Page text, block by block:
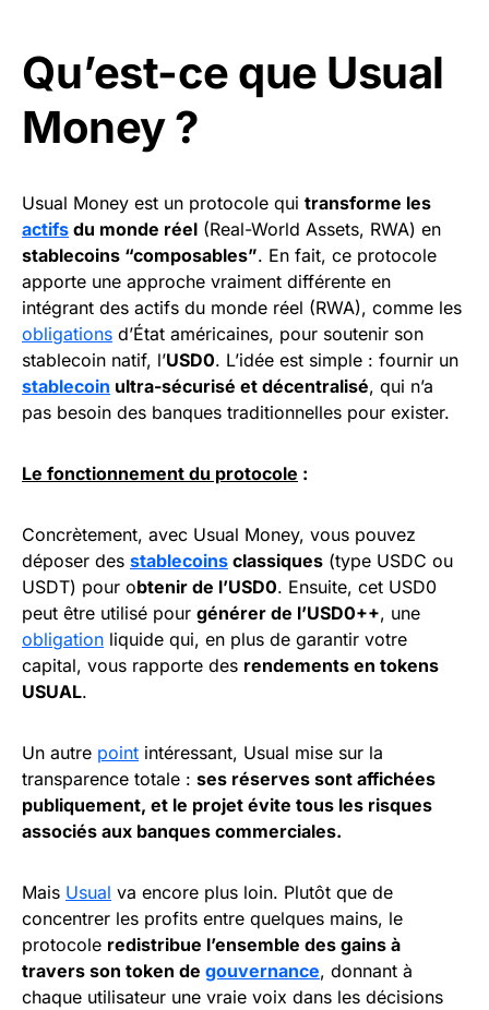
Qu’est-ce que Usual
Money ?
Usual Money est un protocole qui transforme les
actifs du monde réel (Real-World Assets, RWA) en
stablecoins “composables”. En fait, ce protocole
apporte une approche vraiment différente en
intégrant des actifs du monde réel (RWA), comme les
obligations d’État américaines, pour soutenir son
stablecoin natif, l’USD0. L’idée est simple : fournir un
stablecoin ultra-sécurisé et décentralisé, qui n’a
pas besoin des banques traditionnelles pour exister.
Le fonctionnement du protocole :
Concrètement, avec Usual Money, vous pouvez
déposer des stablecoins classiques (type USDC ou
USDT) pour obtenir de l’USD0. Ensuite, cet USD0
peut être utilisé pour générer de l’USD0++, une
obligation liquide qui, en plus de garantir votre
capital, vous rapporte des rendements en tokens
USUAL.
Un autre point intéressant, Usual mise sur la
transparence totale : ses réserves sont affichées
publiquement, et le projet évite tous les risques
associés aux banques commerciales.
Mais Usual va encore plus loin. Plutôt que de
concentrer les profits entre quelques mains, le
protocole redistribue l’ensemble des gains à
travers son token de gouvernance, donnant à
chaque utilisateur une vraie voix dans les décisions